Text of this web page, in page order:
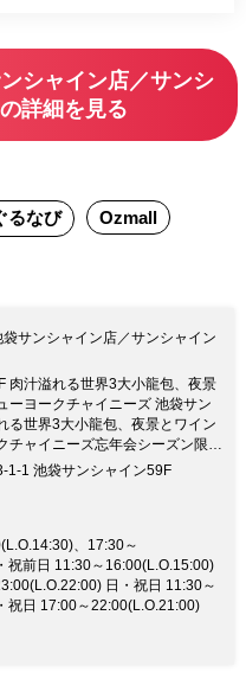
シャイン店／サンシ
詳細を見る
るなび Ozmall
袋サンシャイン店／サンシャイン
肉汁溢れる世界3大小龍包、夜景
ーヨークチャイニーズ 池袋サン
る世界3大小龍包、夜景とワイン
チャイニーズ忘年会シーズン限
ン！当店料理長がおすすめする厳
ご堪能くださいませ！！ ★絶品
など豪華飲み放題付き 【忘年会
円（税・サービス料込） ２
特典】１ヶ月前のご予約で飲み
→120分 ※ご利用の場合はお電
さい。
1-1 池袋サンシャイン59F
、17:30～
祝前日 11:30～16:00(L.O.15:00)
日・祝日 11:30～
祝日 17:00～22:00(L.O.21:00)